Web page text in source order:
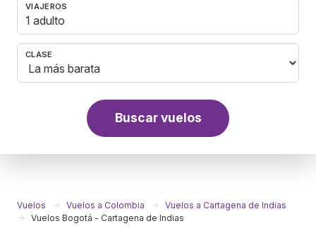
VIAJEROS
1 adulto
CLASE
Buscar vuelos
Vuelos Vuelos a Colombia
Vuelos a Cartagena de Indias
Vuelos Bogotá - Cartagena de Indias